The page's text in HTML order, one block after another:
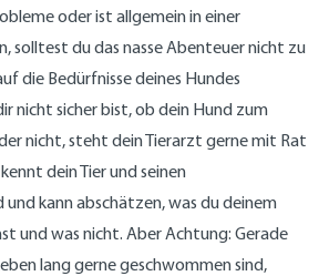
oder ist allgemein in einer
solltest du das nasse Abenteuer nicht zu
die Bedürfnisse deines Hundes
nicht sicher bist, ob dein Hund zum
nicht, steht dein Tierarzt gerne mit Rat
dein Tier und seinen
kann abschätzen, was du deinem
und was nicht. Aber Achtung: Gerade
lang gerne geschwommen sind,